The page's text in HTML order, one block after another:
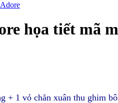
họa tiết mã
+ 1 vỏ chăn xuân thu ghim